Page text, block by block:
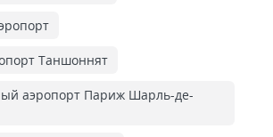
Таншоннят
аэропорт Париж Шарль-де-